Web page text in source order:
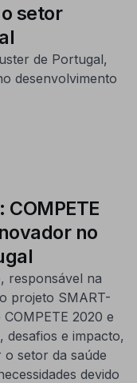
setor
de Portugal,
desenvolvimento
no
responsável na
projeto SMART-
2020 e
desafios e impacto,
setor da saúde
devido